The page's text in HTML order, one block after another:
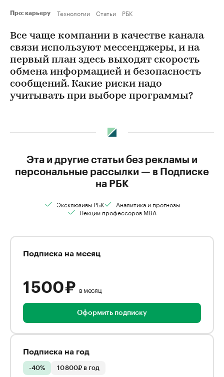
Про: карьеру Технологии Статьи РБК
Все чаще компании в качестве канала
связи используют мессенджеры, и на
первый план здесь выходят скорость
обмена информацией и безопасность
сообщений. Какие риски надо
учитывать при выборе программы?
Эта и другие статьи без рекламы и
персональные рассылки — в Подписке
на РБК
Эксклюзивы РБК
Аналитика и прогнозы
Лекции профессоров MBA
Подписка на месяц
1 500 ₽ в месяц
Оформить подписку
Подписка на год
-40% 10 800₽ в год